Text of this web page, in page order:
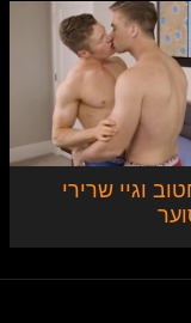
וגיי שרירי